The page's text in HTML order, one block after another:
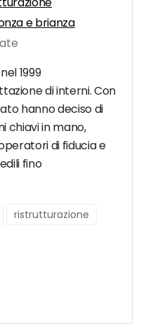
e brianza
1999
di interni. Con
hanno deciso di
chiavi in mano,
di fiducia e
fino
ristrutturazione